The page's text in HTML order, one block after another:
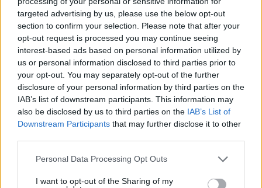
targeted advertising by us, please use the below opt-out
section to confirm your selection. Please note that after your
opt-out request is processed you may continue seeing
interest-based ads based on personal information utilized by
us or personal information disclosed to third parties prior to
your opt-out. You may separately opt-out of the further
disclosure of your personal information by third parties on the
IAB’s list of downstream participants. This information may
also be disclosed by us to third parties on the IAB’s List of
Downstream Participants that may further disclose it to other
Please note that this website/app uses one or more Google
not limited to your visit or usage behaviour. You may click to
Personal Data Processing Opt Outs
I want to opt-out of the Sharing of my
Τραγωδία στην Πάρο: Πνίγηκε 4χρονος σε πισίνα
beach bar, βούτηξε ο μπάρμαν για να τον σώσει
08.08.2026, 19:36